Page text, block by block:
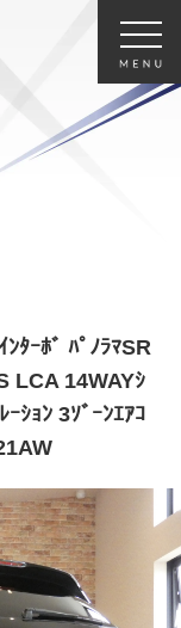
ﾀｰﾎﾞ ﾊﾟﾉﾗﾏSR
LCA 14WAYｼ
ｼｮﾝ 3ｿﾞｰﾝｴｱｺ